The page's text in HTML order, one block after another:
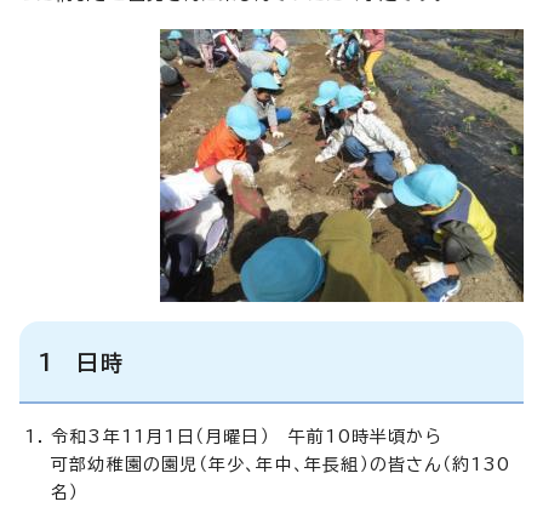
1 日時
令和3年11月1日（月曜日） 午前10時半頃から
可部幼稚園の園児（年少、年中、年長組）の皆さん（約130
名）